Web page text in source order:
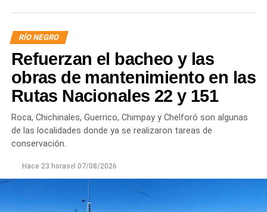
trabaja para sostener la producción de agua potable.
Por otra parte, en Gral. E. Godoy se registran valores de
turbiedad cercanos a 80 NTU, mientras que en
Chichinales rondan los 10 NTU. En ambos casos, las
plantas continúan funcionando con monitoreo
permanente.
Los equipos técnicos de Aguas Rionegrinas mantienen
un seguimiento constante de la evolución de la turbiedad
con las condiciones que presenta el río.
RÍO NEGRO
Refuerzan el bacheo y las
obras de mantenimiento en las
Rutas Nacionales 22 y 151
Roca, Chichinales, Guerrico, Chimpay y Chelforó son algunas
de las localidades donde ya se realizaron tareas de
conservación.
Hace 23 horasel 07/08/2026